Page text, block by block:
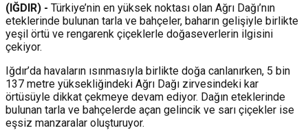
(IĞDIR) - Türkiye’nin en yüksek noktası olan Ağrı Dağı’nın
eteklerinde bulunan tarla ve bahçeler, baharın gelişiyle birlikte
yeşil örtü ve rengarenk çiçeklerle doğaseverlerin ilgisini
çekiyor.
Iğdır’da havaların ısınmasıyla birlikte doğa canlanırken, 5 bin
137 metre yüksekliğindeki Ağrı Dağı zirvesindeki kar
örtüsüyle dikkat çekmeye devam ediyor. Dağın eteklerinde
bulunan tarla ve bahçelerde açan gelincik ve sarı çiçekler ise
eşsiz manzaralar oluşturuyor.